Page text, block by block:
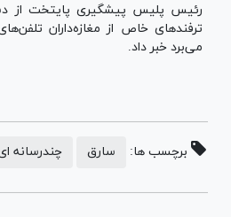
رئیس پلیس پیشگیری پایتخت از
ترفندهای خاص از مغازه‌داران
می‌برد خبر داد.
برچسب ها: سارق چندرسانه